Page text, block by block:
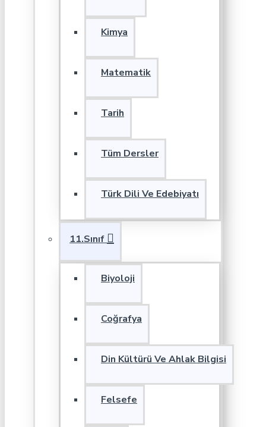
Kimya
Matematik
Tarih
Tüm Dersler
Türk Dili Ve Edebiyatı
11.Sınıf
Biyoloji
Coğrafya
Din Kültürü Ve Ahlak Bilgisi
Felsefe